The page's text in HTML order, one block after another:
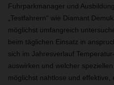
Fuhrparkmanager und
„Testfahrern“ wie Diamant
möglichst umfangreich
beim täglichen Einsatz in
sich im Jahresverlauf
auswirken und welcher
möglichst nahtlose und effektive,